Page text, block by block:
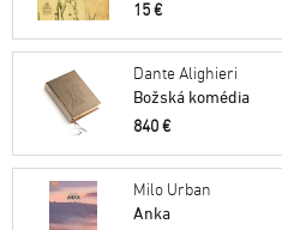
15 €
Dante Alighieri
Božská komédia
840 €
Milo Urban
Anka